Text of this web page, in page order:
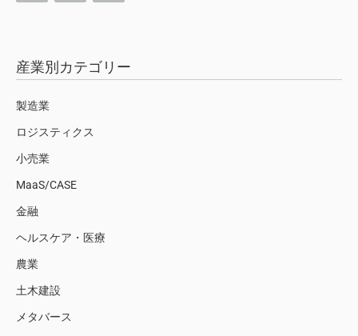
産業別カテゴリー
製造業
ロジスティクス
小売業
MaaS/CASE
金融
ヘルスケア・医療
農業
土木建設
メタバース